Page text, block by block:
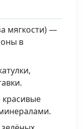
мягкости) —
в